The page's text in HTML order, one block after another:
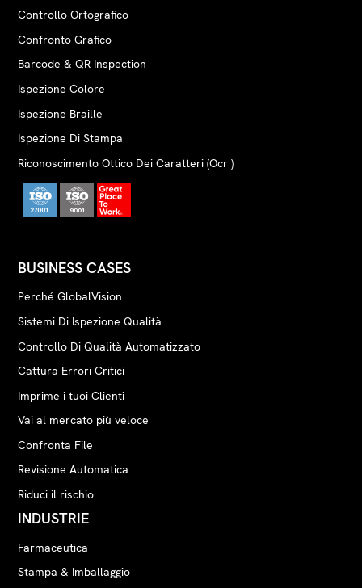
Controllo Ortografico
Confronto Grafico
Barcode & QR Inspection
Ispezione Colore
Ispezione Braille
Ispezione Di Stampa
Riconoscimento Ottico Dei Caratteri (Ocr )
BUSINESS CASES
Perché GlobalVision
Sistemi Di Ispezione Qualità
Controllo Di Qualità Automatizzato
Cattura Errori Critici
Imprime i tuoi Clienti
Vai al mercato più veloce
Confronta File
Revisione Automatica
Riduci il rischio
INDUSTRIE
Farmaceutica
Stampa & Imballaggio